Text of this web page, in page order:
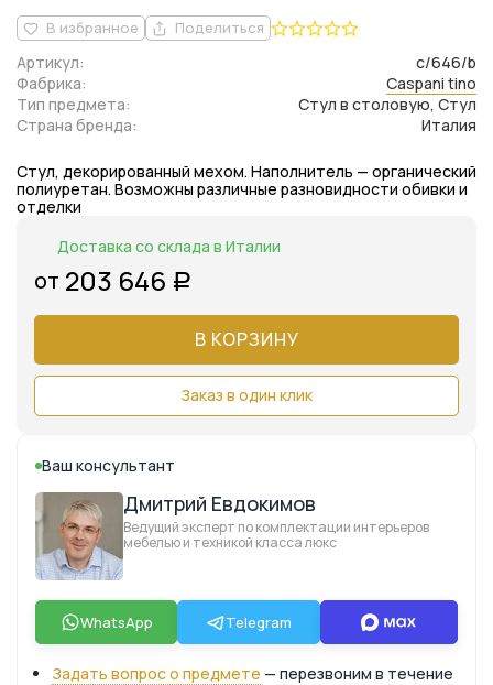
В избранное Поделиться
Фабрика: Caspani tino
Артикул:
c/646/b
Тип предмета:
Стул в столовую, Стул
Страна бренда:
Италия
Стул, декорированный мехом. Наполнитель — органический
полиуретан. Возможны различные разновидности обивки и
отделки
Доставка со склада в Италии
от 203 646 Р
В КОРЗИНУ
Заказ в один клик
Ваш консультант
Дмитрий Евдокимов
Ведущий эксперт по комплектации интерьеров
мебелью и техникой класса люкс
WhatsApp Telegram
Задать вопрос о предмете — перезвоним в течение